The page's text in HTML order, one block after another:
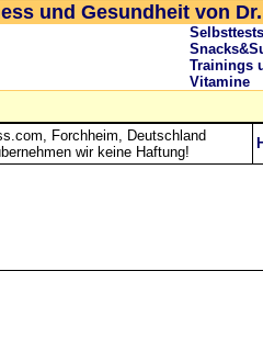
und Gesundheit von
Selbsttests
Trainings
Vitamine
Forchheim, Deutschland
wir keine Haftung!